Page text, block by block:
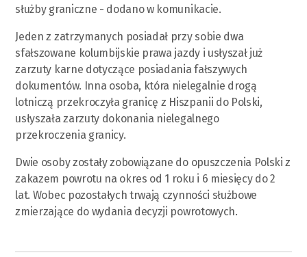
służby graniczne - dodano w komunikacie.
Jeden z zatrzymanych posiadał przy sobie dwa
sfałszowane kolumbijskie prawa jazdy i usłyszał już
zarzuty karne dotyczące posiadania fałszywych
dokumentów. Inna osoba, która nielegalnie drogą
lotniczą przekroczyła granicę z Hiszpanii do Polski,
usłyszała zarzuty dokonania nielegalnego
przekroczenia granicy.
Dwie osoby zostały zobowiązane do opuszczenia Polski z
zakazem powrotu na okres od 1 roku i 6 miesięcy do 2
lat. Wobec pozostałych trwają czynności służbowe
zmierzające do wydania decyzji powrotowych.